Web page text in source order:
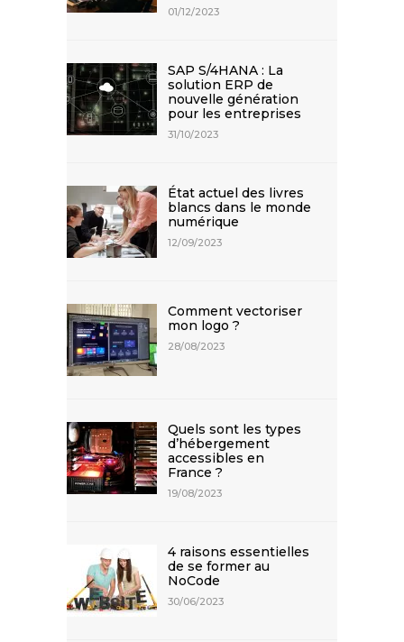
01/12/2023
SAP S/4HANA : La
solution ERP de
nouvelle génération
pour les entreprises
31/10/2023
État actuel des livres
blancs dans le monde
numérique
12/09/2023
Comment vectoriser
mon logo ?
28/08/2023
Quels sont les types
d’hébergement
accessibles en
France ?
19/08/2023
4 raisons essentielles
de se former au
NoCode
30/06/2023